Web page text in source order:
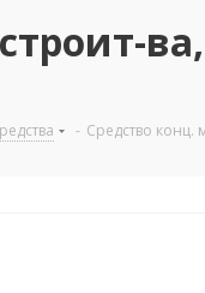
- Средство конц.